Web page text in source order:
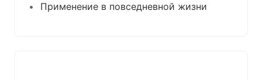
Применение в повседневной жизни